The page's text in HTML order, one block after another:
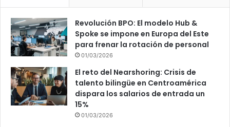
Revolución BPO: El modelo Hub &
Spoke se impone en Europa del Este
para frenar la rotación de personal
01/03/2026
El reto del Nearshoring: Crisis de
talento bilingüe en Centroamérica
dispara los salarios de entrada un
15%
01/03/2026